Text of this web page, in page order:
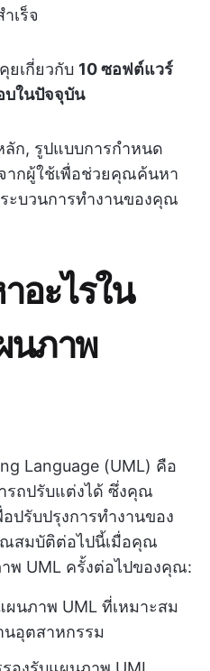
เร็จ
ยเกี่ยวกับ 10 ซอฟต์แวร์
บในปัจจุบัน
ก, รูปแบบการกำหนด
ากผู้ใช้เพื่อช่วยคุณค้นหา
ะบวนการทำงานของคุณ
ะไรใน
นภาพ
Language (UML) คือ
รถปรับแต่งได้ ซึ่งคุณ
ปรับปรุงการทำงานของ
สมบัติต่อไปนี้เมื่อคุณ
พ UML ครั้งต่อไปของคุณ:
นภาพ UML ที่เหมาะสม
อุตสาหกรรม